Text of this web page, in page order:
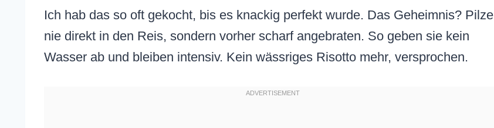
Ich hab das so oft gekocht, bis es knackig perfekt wurde. Das Geheimnis? Pilze
nie direkt in den Reis, sondern vorher scharf angebraten. So geben sie kein
Wasser ab und bleiben intensiv. Kein wässriges Risotto mehr, versprochen.